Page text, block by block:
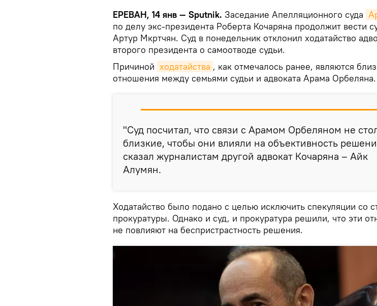
ЕРЕВАН, 14 янв — Sputnik. Заседание Апелляционного суда
по делу экс-президента Роберта Кочаряна продолжит вести
Артур Мкртчян. Суд в понедельник отклонил ходатайство
второго президента о самоотводе судьи.
Причиной ходатайства , как отмечалось ранее, являются
отношения между семьями судьи и адвоката Арама Орбеляна.
"Суд посчитал, что связи с Арамом Орбеляном не
близкие, чтобы они влияли на объективность
сказал журналистам другой адвокат Кочаряна – Айк
Алумян.
Ходатайство было подано с целью исключить спекуляции со
прокуратуры. Однако и суд, и прокуратура решили, что эти
не повлияют на беспристрастность решения.